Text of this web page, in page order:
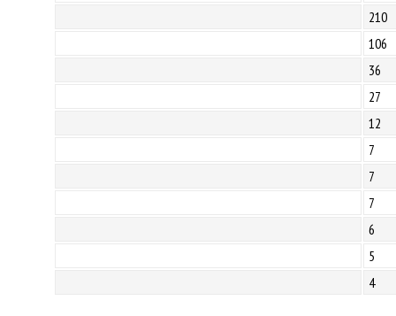
210
106
36
27
12
7
7
7
6
5
4